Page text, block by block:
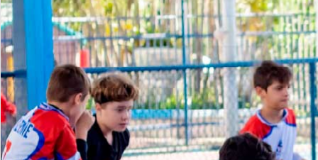
Lista de vídeos
NOSSOCANAL